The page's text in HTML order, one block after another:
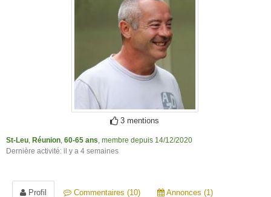
3 mentions
St-Leu Réunion 60-65 ans , membre depuis 14/12/2020
Dernière activité: il y a 4 semaines
Profil Commentaires (10) Annonces (1)